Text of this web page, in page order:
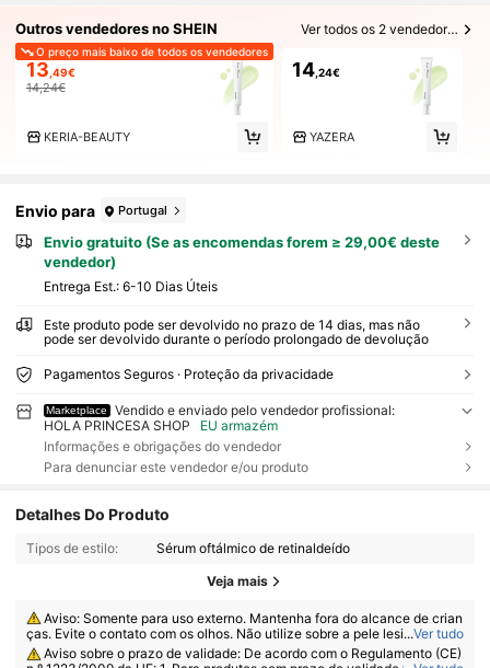
Outros vendedores no SHEIN Ver todos os 2 vendedores
O preço mais baixo de todos os vendedores
13 ,49€
14,24€
KERIA-BEAUTY
14,24€
YAZERA
Envio para Portugal
Envio gratuito (Se as encomendas forem ≥ 29,00€ deste
vendedor)
Entrega Est.: 6-10 Dias Úteis
Este produto pode ser devolvido no prazo de 14 dias, mas não
pode ser devolvido durante o período prolongado de devolução
Pagamentos Seguros · Proteção da privacidade
Marketplace
Vendido e enviado pelo vendedor profissional:
HOLA PRINCESA SHOP
EU armazém
Informações e obrigações do vendedor
Para denunciar este vendedor e/ou produto
Detalhes Do Produto
Tipos de estilo: Sérum oftálmico de retinaldeído
Veja mais
Aviso: Somente para uso externo. Mantenha fora do alcance de crian
ças. Evite o contato com os olhos. Não utilize sobre a pele lesionada ou
irritada. Suspenda o uso caso ocorra irritação.
...Ver tudo
Aviso sobre o prazo de validade: De acordo com o Regulamento (CE)